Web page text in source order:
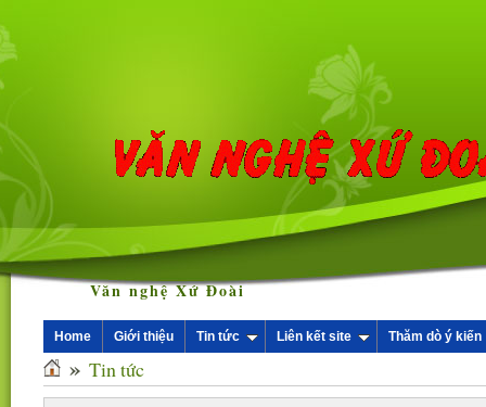
Văn nghệ Xứ Đoài
Home Giới thiệu Tin tức Liên kết site Thăm dò ý kiến
» Tin tức